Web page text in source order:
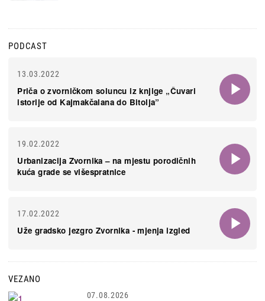
PODCAST
13.03.2022
Priča o zvorničkom soluncu iz knjige „Čuvari
istorije od Kajmakčalana do Bitolja”
19.02.2022
Urbanizacija Zvornika – na mjestu porodičnih
kuća grade se višespratnice
17.02.2022
Uže gradsko jezgro Zvornika - mjenja izgled
VEZANO
07.08.2026